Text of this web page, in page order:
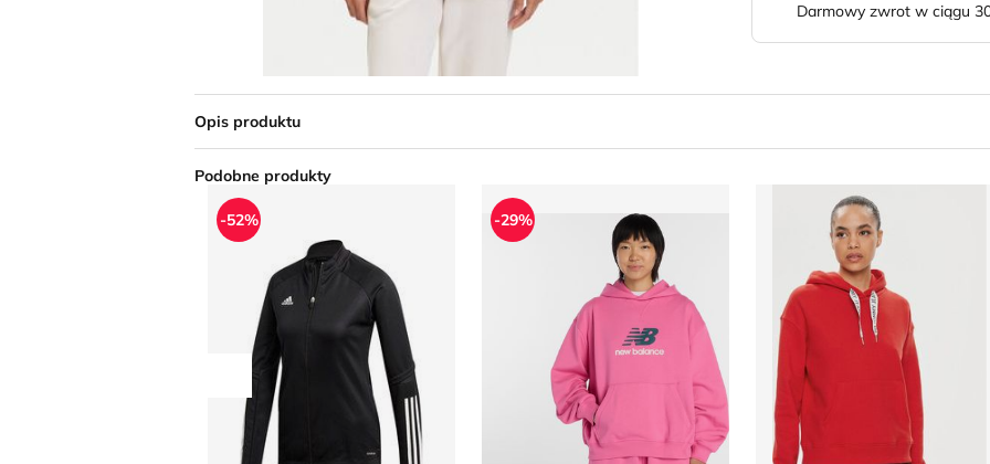
Darmowy zwrot w ciągu
Opis produktu
Podobne produkty
Przesuń w lewo
Bluza damska w sportowym stylu adidas
-52%
Bluza damska jesienna New Balance
-29%
Tommy Jeans - Bluza